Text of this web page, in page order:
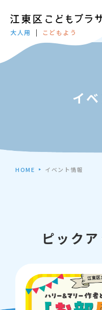
大人用 こどもよう
イ
HOME イベント情報
ピック